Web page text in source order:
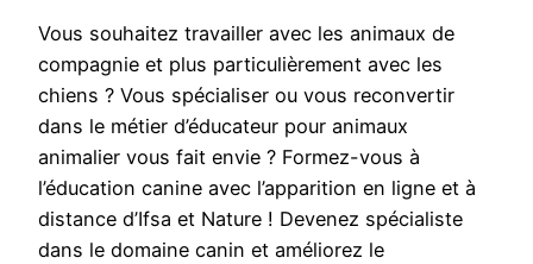
Vous souhaitez travailler avec les animaux de
compagnie et plus particulièrement avec les
chiens ? Vous spécialiser ou vous reconvertir
dans le métier d’éducateur pour animaux
animalier vous fait envie ? Formez-vous à
l’éducation canine avec l’apparition en ligne et à
distance d’Ifsa et Nature ! Devenez spécialiste
dans le domaine canin et améliorez le